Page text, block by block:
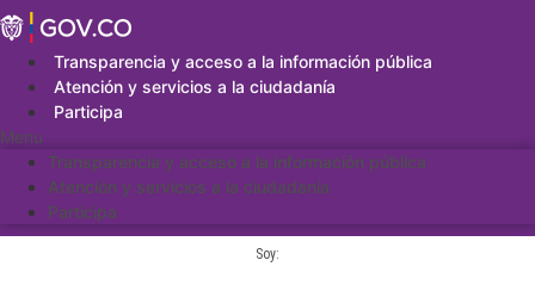
Saltar
al
contenidoTransparencia y acceso a la información pública
Atención y servicios a la ciudadanía
Participa
Menu
Transparencia y acceso a la información pública
Atención y servicios a la ciudadanía
Participa
Soy: